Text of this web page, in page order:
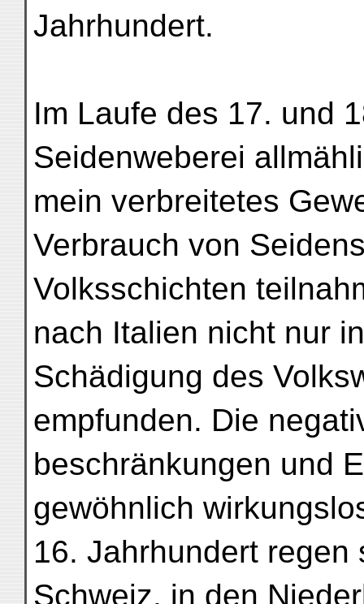
Jahrhundert.
Im Laufe des 17. und
Seidenweberei
mein verbreitetes
Verbrauch von
Volksschichten
nach Italien nicht nur
Schädigung des
empfunden. Die
beschränkungen und
gewöhnlich
16. Jahrhundert
Schweiz, in den